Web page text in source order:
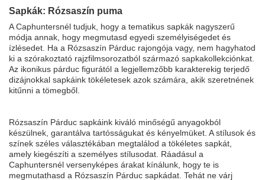
Sapkák: Rózsaszín puma
A Caphuntersnél tudjuk, hogy a tematikus sapkák nagyszerű
módja annak, hogy megmutasd egyedi személyiségedet és
ízlésedet. Ha a Rózsaszín Párduc rajongója vagy, nem hagyhatod
ki a szórakoztató rajzfilmsorozatból származó sapkakollekciónkat.
Az ikonikus párduc figurától a legjellemzőbb karakterekig terjedő
dizájnokkal sapkáink tökéletesek azok számára, akik szeretnének
kitűnni a tömegből.
Rózsaszín Párduc sapkáink kiváló minőségű anyagokból
készülnek, garantálva tartósságukat és kényelmüket. A stílusok és
színek széles választékában megtalálod a tökéletes sapkát,
amely kiegészíti a személyes stílusodat. Ráadásul a
Caphuntersnél versenyképes árakat kínálunk, hogy te is
megmutathasd a Rózsaszín Párduc sapkádat. Tehát ne várj